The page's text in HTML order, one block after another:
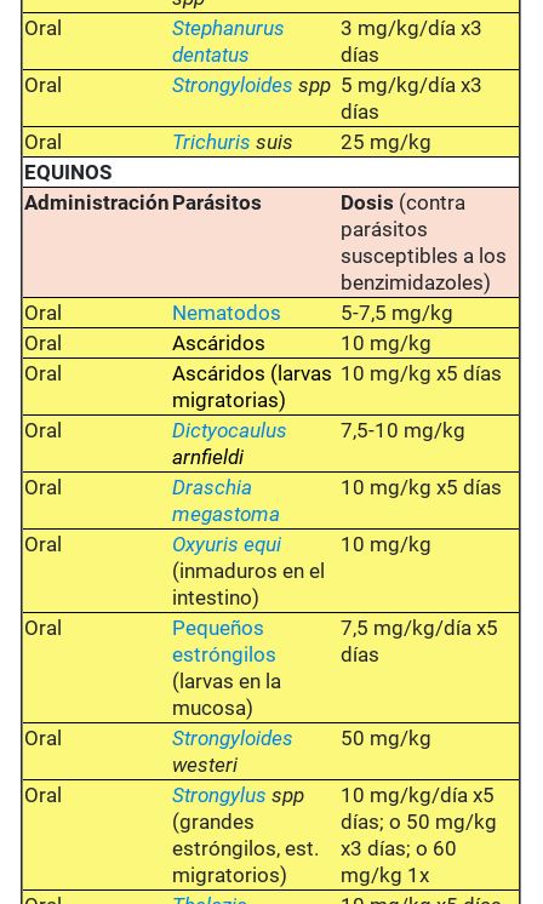
Oral
Stephanurus
dentatus
3 mg/kg/día x3
días
Oral
Strongyloides spp 5 mg/kg/día x3
días
Oral
Trichuris suis
25 mg/kg
EQUINOS
Administración Parásitos Dosis (contra
parásitos
susceptibles a los
benzimidazoles)
Oral
Nematodos
5-7,5 mg/kg
Oral
Ascáridos
10 mg/kg
Oral
Ascáridos (larvas
migratorias)
10 mg/kg x5 días
Oral
Dictyocaulus
arnfieldi
7,5-10 mg/kg
Oral
Draschia
megastoma
10 mg/kg x5 días
Oral
Oxyuris equi
(inmaduros en el
intestino)
10 mg/kg
Oral
Pequeños
estróngilos
(larvas en la
mucosa)
7,5 mg/kg/día x5
días
Oral
Strongyloides
westeri
50 mg/kg
Oral Strongylus spp
(grandes
estróngilos, est.
migratorios)
10 mg/kg/día x5
días; o 50 mg/kg
x3 días; o 60
mg/kg 1x